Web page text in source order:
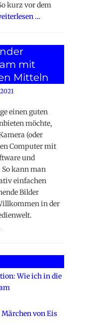
kurz vor dem
…
mit
Mitteln
einen guten
möchte,
(oder
Computer mit
und
kann man
einfachen
Bilder
in der
Wie ich in die
Märchen von Eis